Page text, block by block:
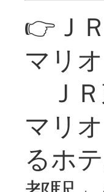
👉Ｊ
マリ
ＪＲ
マリ
るホ